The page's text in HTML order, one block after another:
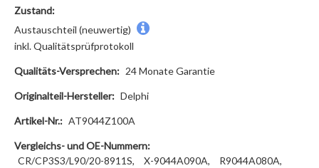
Zustand:
Austauschteil (neuwertig)
inkl. Qualitätsprüfprotokoll
Qualitäts-Versprechen: 24 Monate Garantie
Originalteil-Hersteller: Delphi
Artikel-Nr.: AT9044Z100A
Vergleichs- und OE-Nummern:
CR/CP3S3/L90/20-8911S,
X-9044A090A,
R9044A080A,